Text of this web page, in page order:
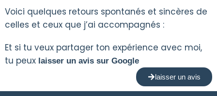
Voici quelques retours spontanés et sincères de
celles et ceux que j’ai accompagnés :
Et si tu veux partager ton expérience avec moi,
tu peux laisser un avis sur Google
laisser un avis